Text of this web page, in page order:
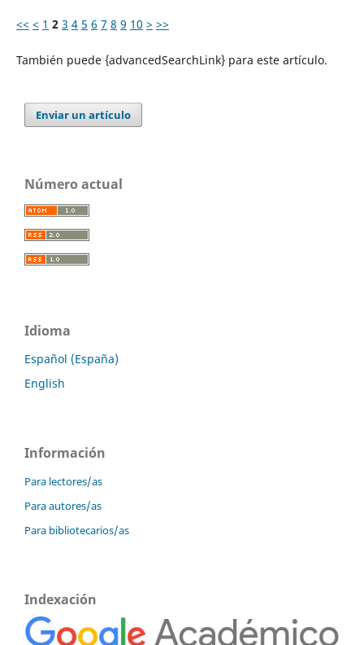
<< < 1 2 3 4 5 6 7 8 9 10 > >>
También puede {advancedSearchLink} para este artículo.
Enviar un artículo
Número actual
Idioma
Español (España)
English
Información
Para lectores/as
Para autores/as
Para bibliotecarios/as
Indexación